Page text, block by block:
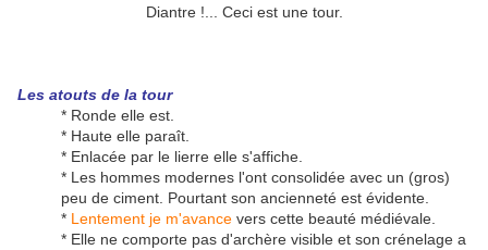
Diantre !... Ceci est une tour.
Les atouts de la tour
* Ronde elle est.
* Haute elle paraît.
* Enlacée par le lierre elle s'affiche.
* Les hommes modernes l'ont consolidée avec un (gros)
peu de ciment. Pourtant son ancienneté est évidente.
* Lentement je m'avance vers cette beauté médiévale.
* Elle ne comporte pas d'archère visible et son crénelage a